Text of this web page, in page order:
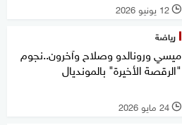
l 12 يونيو 2026
رياضة
ميسي ورونالدو وصلاح وآخرون..نجوم
"الرقصة الأخيرة" بالمونديال
l 24 مايو 2026